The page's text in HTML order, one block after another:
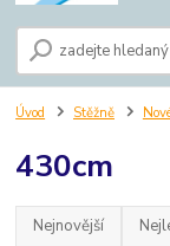
Úvod Stěžně
430cm
Nejnovější